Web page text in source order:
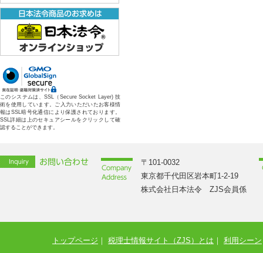
このシステムは、SSL（Secure Socket Layer) 技
術を使用しています。ご入力いただいたお客様情
報はSSL暗号化通信により保護されております。
SSL詳細は上のセキュアシールをクリックして確
認することができます。
〒101-0032
東京都千代田区岩本町1-2-19
株式会社日本法令 ZJS会員係
トップページ ｜ 税理士情報サイト（ZJS）とは ｜ 利用シーン